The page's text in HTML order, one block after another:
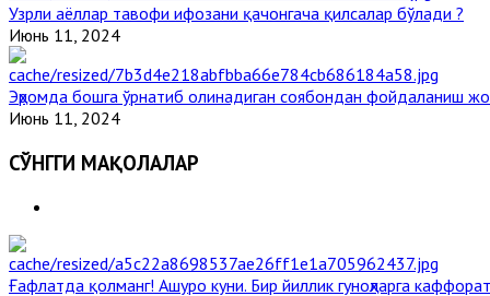
Узрли аёллар тавофи ифозани қачонгача қилсалар бўлади ?
Июнь 11, 2024
Эҳромда бошга ўрнатиб олинадиган соябондан фойдаланиш
Июнь 11, 2024
СЎНГГИ МАҚОЛАЛАР
Ғафлатда қолманг! Ашуро куни. Бир йиллик гуноҳларга